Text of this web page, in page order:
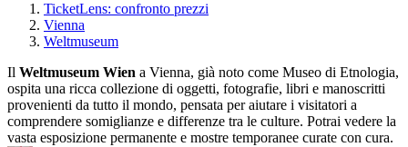
TicketLens: confronto prezzi
Vienna
Weltmuseum
Il Weltmuseum Wien a Vienna, già noto come Museo di Etnologia,
ospita una ricca collezione di oggetti, fotografie, libri e manoscritti
provenienti da tutto il mondo, pensata per aiutare i visitatori a
comprendere somiglianze e differenze tra le culture. Potrai vedere la
vasta esposizione permanente e mostre temporanee curate con cura.